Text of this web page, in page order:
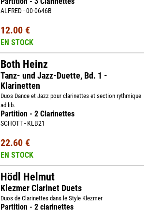
ALFRED - 00-0646B
12.00 €
EN STOCK
Both Heinz
Tanz- und Jazz-Duette, Bd. 1 -
Klarinetten
Duos Dance et Jazz pour clarinettes et section rythmique
ad lib.
Partition - 2 Clarinettes
SCHOTT - KLB21
22.60 €
EN STOCK
Hödl Helmut
Klezmer Clarinet Duets
Duos de Clarinettes dans le Style Klezmer
Partition - 2 clarinettes